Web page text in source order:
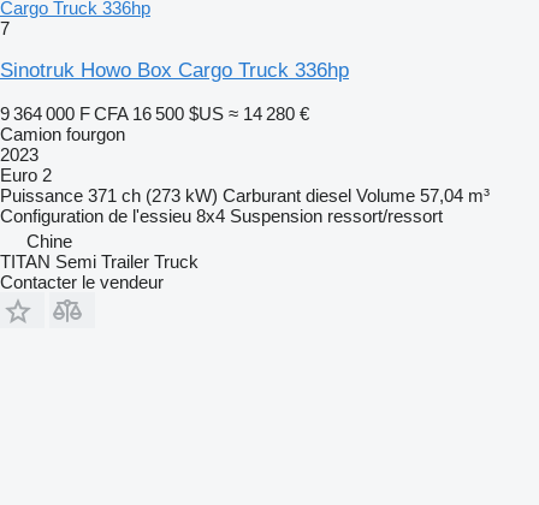
Cargo Truck 336hp
7
Sinotruk Howo Box Cargo Truck 336hp
9 364 000 F CFA 16 500 $US ≈ 14 280 €
Camion fourgon
2023
Euro 2
Puissance 371 ch (273 kW) Carburant diesel Volume 57,04 m³
Configuration de l'essieu 8x4 Suspension ressort/ressort
Chine
TITAN Semi Trailer Truck
Contacter le vendeur